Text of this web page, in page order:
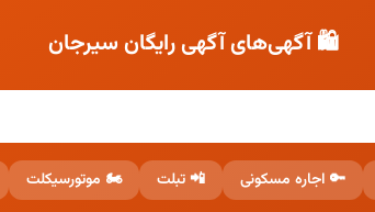
🛍️ آگهی‌های آگهی رایگان سیرجان
🔑 اجاره مسکونی 📲 تبلت 🏍️ موتورسیکلت